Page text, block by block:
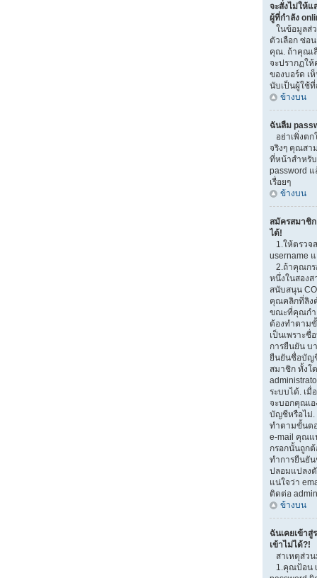
จะสั่งไม่ให้แ
ผู้ที่กำลัง
ในข้อมูลส่
ตัวเลือก ซ่อ
คุณ. ถ้าคุณเ
จะปรากฏใ
ของบอร์ด เ
นับเป็นผู้ใช้
ข้างบน
ฉันลืม
อย่าเพิ่งต
จริงๆ คุณสา
ที่หน้าสำหรั
password
เรื่อยๆ
ข้างบน
สมัครสมาชิ
ได้!
1.ให้ตรวจ
username
2.ถ้าคุณกร
หนึ่งในสองส
สนับสนุน
คุณคลิกที่ลิง
ขณะที่คุณกำ
ต้องทำตาม
เป็นเพราะ
การยืนยัน บ
ยืนยันชื่อบัญ
สมาชิก ทั้งโ
ระบบได้. เ
จะบอกคุณเ
บัญชีหรือไม่.
ทำตามขั้นต
e-mail คุณแ
กรอกนั้นถูกต้
ทำการยืนยั
ปลอมแปลง
แน่ใจว่า
ติดต่อ
ข้างบน
ฉันเคยเข้า
เข้าไม่ได้?!
สาเหตุส่ว
1.คุณป้อน